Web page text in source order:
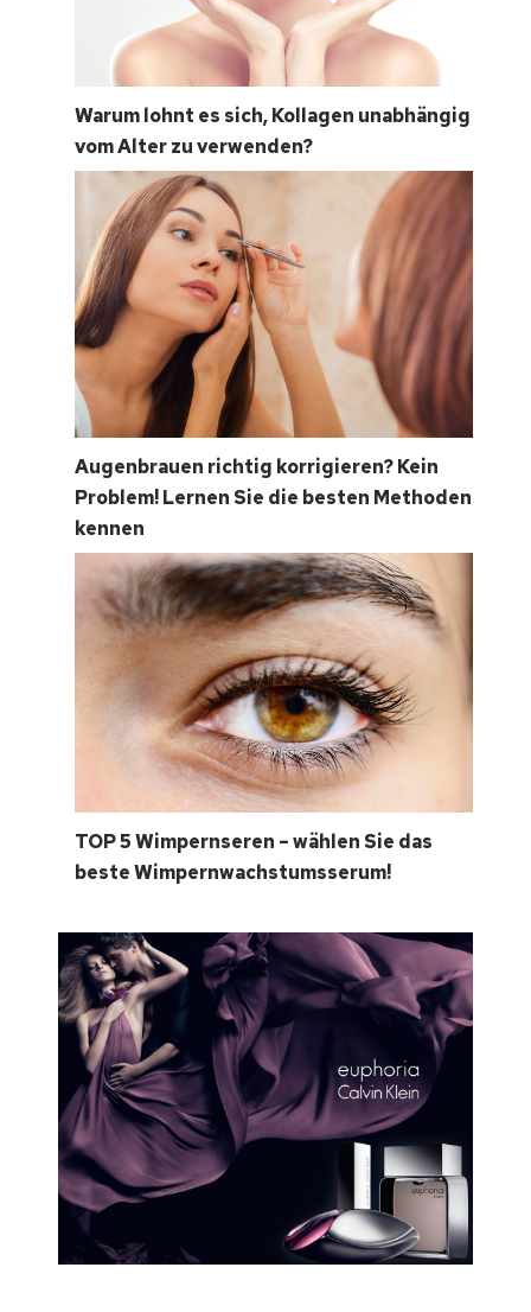
Warum lohnt es sich, Kollagen unabhängig
vom Alter zu verwenden?
Augenbrauen richtig korrigieren? Kein
Problem! Lernen Sie die besten Methoden
kennen
TOP 5 Wimpernseren – wählen Sie das
beste Wimpernwachstumsserum!